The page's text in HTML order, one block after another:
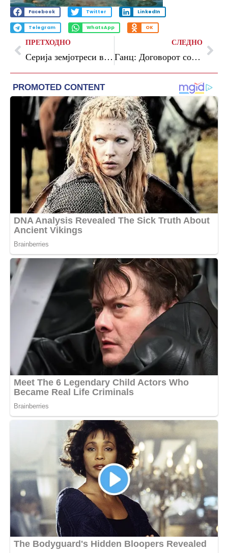
Facebook Twitter LinkedIn
Telegram WhatsApp OK
ПРЕТХОДНО
Серија земјотреси во Русија: повеќе од 30 ја погодија Камчатка
СЛЕДНО
Ганц: Договорот со Либан е чекор напред, но војската мора да остане